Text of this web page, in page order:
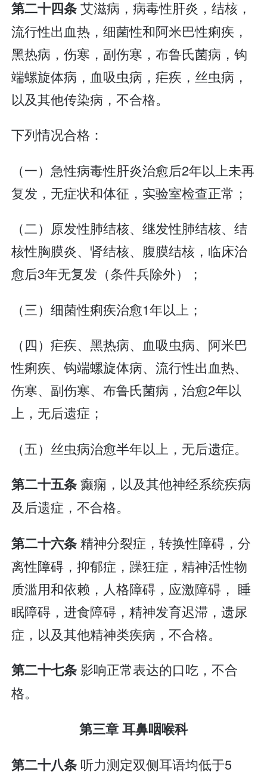
第二十四条艾滋病，病毒性肝炎，结核，
流行性出血热，细菌性和阿米巴性痢疾，
黑热病，伤寒，副伤寒，布鲁氏菌病，钩
端螺旋体病，血吸虫病，疟疾，丝虫病，
以及其他传染病，不合格。
下列情况合格：
（一）急性病毒性肝炎治愈后2年以上未再
复发，无症状和体征，实验室检查正常；
（二）原发性肺结核、继发性肺结核、结
核性胸膜炎、肾结核、腹膜结核，临床治
愈后3年无复发（条件兵除外）；
（三）细菌性痢疾治愈1年以上；
（四）疟疾、黑热病、血吸虫病、阿米巴
性痢疾、钩端螺旋体病、流行性出血热、
伤寒、副伤寒、布鲁氏菌病，治愈2年以
上，无后遗症；
（五）丝虫病治愈半年以上，无后遗症。
第二十五条癫痫，以及其他神经系统疾病
及后遗症，不合格。
第二十六条精神分裂症，转换性障碍，分
离性障碍，抑郁症，躁狂症，精神活性物
质滥用和依赖，人格障碍，应激障碍， 睡
眠障碍，进食障碍，精神发育迟滞，遗尿
症，以及其他精神类疾病，不合格。
第二十七条影响正常表达的口吃，不合
格。
第三章 耳鼻咽喉科
第二十八条 听力测定双侧耳语均低于5